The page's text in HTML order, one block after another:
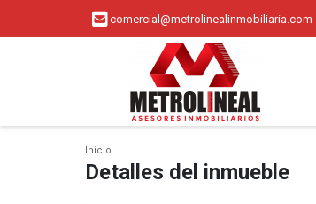
comercial@metrolinealinmobiliaria.com
Inicio
Detalles del inmueble